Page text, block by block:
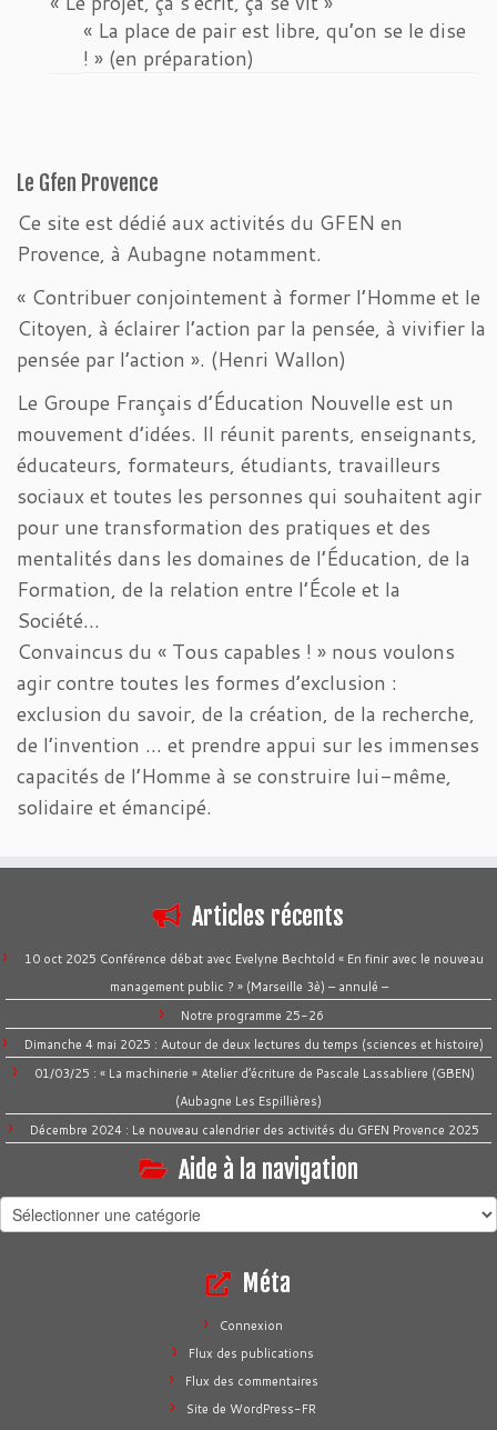
« La place de pair est libre, qu’on se le dise
! » (en préparation)
Le Gfen Provence
Ce site est dédié aux activités du GFEN en
Provence, à Aubagne notamment.
« Contribuer conjointement à former l’Homme et le
Citoyen, à éclairer l’action par la pensée, à vivifier la
pensée par l’action ». (Henri Wallon)
Le Groupe Français d’Éducation Nouvelle est un
mouvement d’idées. Il réunit parents, enseignants,
éducateurs, formateurs, étudiants, travailleurs
sociaux et toutes les personnes qui souhaitent agir
pour une transformation des pratiques et des
mentalités dans les domaines de l’Éducation, de la
Formation, de la relation entre l’École et la
Société…
Convaincus du « Tous capables ! » nous voulons
agir contre toutes les formes d’exclusion :
exclusion du savoir, de la création, de la recherche,
de l’invention … et prendre appui sur les immenses
capacités de l’Homme à se construire lui-même,
solidaire et émancipé.
Articles récents
10 oct 2025 Conférence débat avec Evelyne Bechtold « En finir avec le nouveau
management public ? » (Marseille 3è) – annulé –
Notre programme 25-26
Dimanche 4 mai 2025 : Autour de deux lectures du temps (sciences et histoire)
01/03/25 : « La machinerie » Atelier d’écriture de Pascale Lassabliere (GBEN)
(Aubagne Les Espillières)
Décembre 2024 : Le nouveau calendrier des activités du GFEN Provence 2025
Aide à la navigation
Aide
à
Méta
Connexion
Flux des publications
Flux des commentaires
Site de WordPress-FR